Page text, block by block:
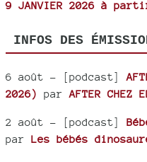
9 JANVIER 2026 à
INFOS DES
6 août - [podcast]
2026)
par AFTER CHEZ
2 août - [podcast]
par Les bébés